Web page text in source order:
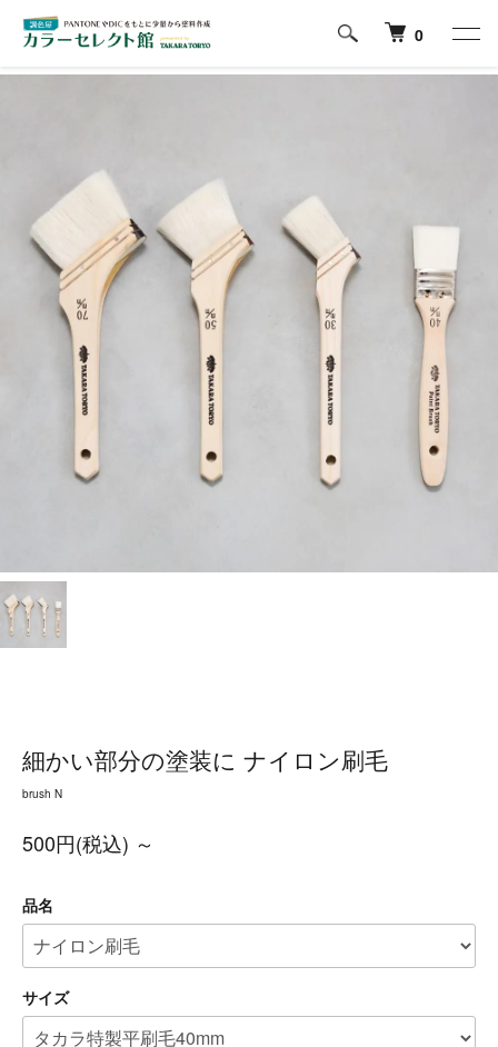
0
ホーム 塗装道具類
細かい部分の塗装に ナイロン刷毛
brush N
500円(税込) ～
品名
サイズ